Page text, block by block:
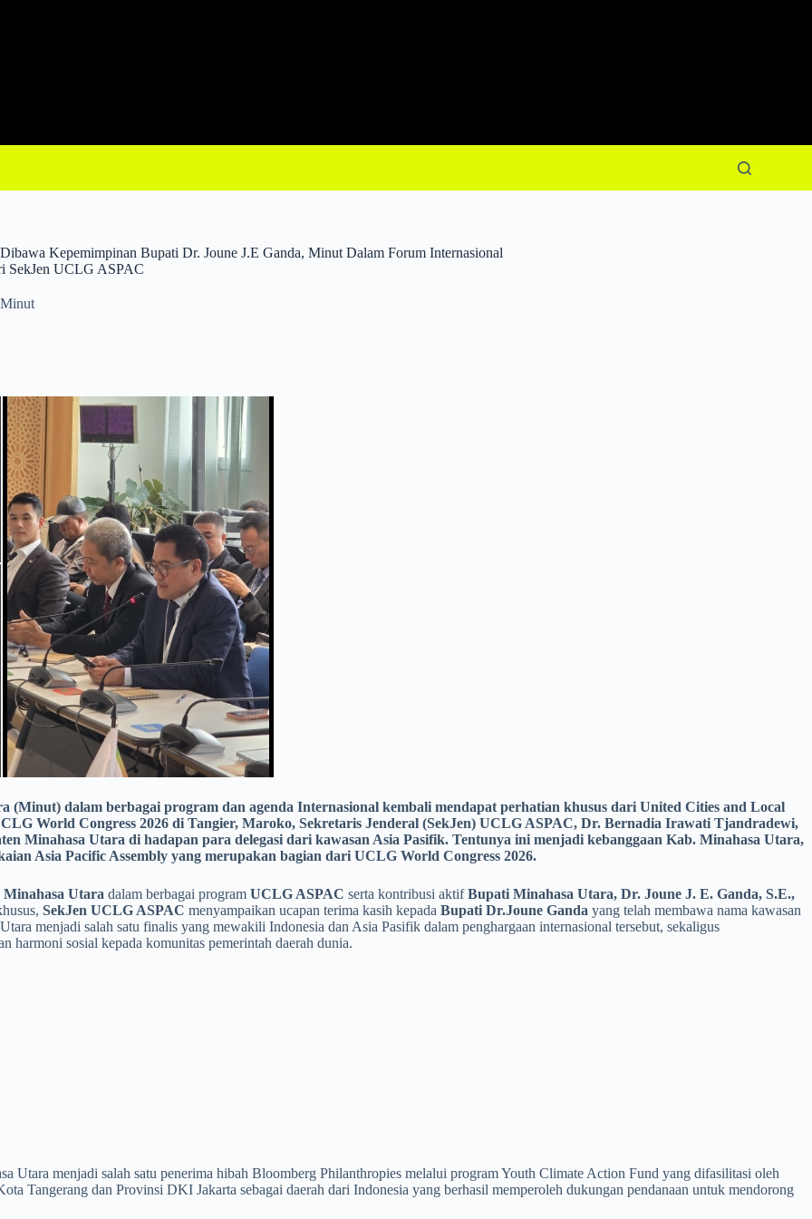
Kepemimpinan Bupati Dr. Joune J.E Ganda, Minut Dalam Forum Internasional
SekJen UCLG ASPAC
Minut
dalam berbagai program dan agenda Internasional kembali mendapat perhatian khusus dari United Cities and Local
World Congress 2026 di Tangier, Maroko, Sekretaris Jenderal (SekJen) UCLG ASPAC, Dr. Bernadia Irawati Tjandradewi,
Minahasa Utara di hadapan para delegasi dari kawasan Asia Pasifik. Tentunya ini menjadi kebanggaan Kab. Minahasa Utara,
Asia Pacific Assembly yang merupakan bagian dari UCLG World Congress 2026.
Minahasa Utara dalam berbagai program UCLG ASPAC serta kontribusi aktifBupati Minahasa Utara, Dr. Joune J. E. Ganda, S.E.,
SekJen UCLG ASPAC menyampaikan ucapan terima kasih kepada Bupati Dr.Joune Ganda yang telah membawa nama kawasan
menjadi salah satu finalis yang mewakili Indonesia dan Asia Pasifik dalam penghargaan internasional tersebut, sekaligus
harmoni sosial kepada komunitas pemerintah daerah dunia.
Utara menjadi salah satu penerima hibah Bloomberg Philanthropies melalui program Youth Climate Action Fund yang difasilitasi oleh
Tangerang dan Provinsi DKI Jakarta sebagai daerah dari Indonesia yang berhasil memperoleh dukungan pendanaan untuk mendorong